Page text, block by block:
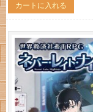
カートに入れる